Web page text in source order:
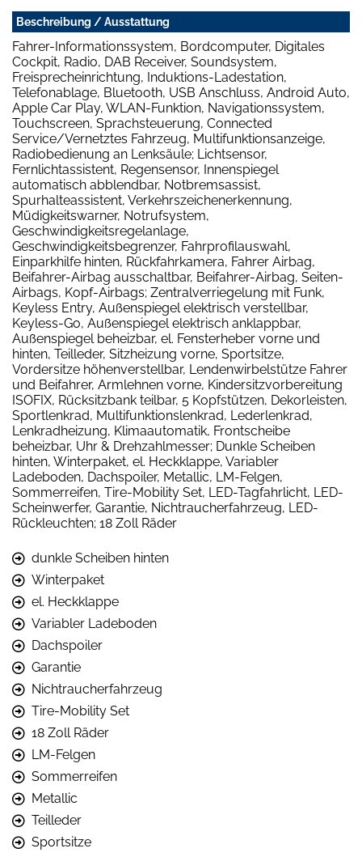
Beschreibung / Ausstattung
Fahrer-Informationssystem, Bordcomputer, Digitales
Cockpit, Radio, DAB Receiver, Soundsystem,
Freisprecheinrichtung, Induktions-Ladestation,
Telefonablage, Bluetooth, USB Anschluss, Android Auto,
Apple Car Play, WLAN-Funktion, Navigationssystem,
Touchscreen, Sprachsteuerung, Connected
Service/Vernetztes Fahrzeug, Multifunktionsanzeige,
Radiobedienung an Lenksäule; Lichtsensor,
Fernlichtassistent, Regensensor, Innenspiegel
automatisch abblendbar, Notbremsassist,
Spurhalteassistent, Verkehrszeichenerkennung,
Müdigkeitswarner, Notrufsystem,
Geschwindigkeitsregelanlage,
Geschwindigkeitsbegrenzer, Fahrprofilauswahl,
Einparkhilfe hinten, Rückfahrkamera, Fahrer Airbag,
Beifahrer-Airbag ausschaltbar, Beifahrer-Airbag, Seiten-
Airbags, Kopf-Airbags; Zentralverriegelung mit Funk,
Keyless Entry, Außenspiegel elektrisch verstellbar,
Keyless-Go, Außenspiegel elektrisch anklappbar,
Außenspiegel beheizbar, el. Fensterheber vorne und
hinten, Teilleder, Sitzheizung vorne, Sportsitze,
Vordersitze höhenverstellbar, Lendenwirbelstütze Fahrer
und Beifahrer, Armlehnen vorne, Kindersitzvorbereitung
ISOFIX, Rücksitzbank teilbar, 5 Kopfstützen, Dekorleisten,
Sportlenkrad, Multifunktionslenkrad, Lederlenkrad,
Lenkradheizung, Klimaautomatik, Frontscheibe
beheizbar, Uhr & Drehzahlmesser; Dunkle Scheiben
hinten, Winterpaket, el. Heckklappe, Variabler
Ladeboden, Dachspoiler, Metallic, LM-Felgen,
Sommerreifen, Tire-Mobility Set, LED-Tagfahrlicht, LED-
Scheinwerfer, Garantie, Nichtraucherfahrzeug, LED-
Rückleuchten; 18 Zoll Räder
dunkle Scheiben hinten
Winterpaket
el. Heckklappe
Variabler Ladeboden
Dachspoiler
Garantie
Nichtraucherfahrzeug
Tire-Mobility Set
18 Zoll Räder
LM-Felgen
Sommerreifen
Metallic
Teilleder
Sportsitze